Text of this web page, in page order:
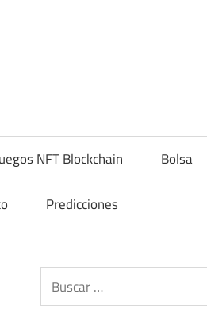
NFT Blockchain Bolsa
Predicciones
Buscar: